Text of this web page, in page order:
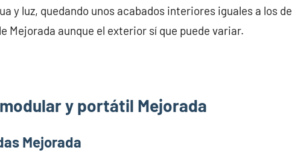
y luz, quedando unos acabados interiores iguales a los de
Mejorada aunque el exterior sí que puede variar.
y portátil Mejorada
Mejorada